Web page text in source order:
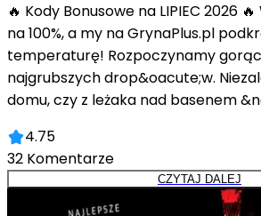
🔥 Kody Bonusowe na LIPIEC 2026
na 100%, a my na GrynaPlus.pl
temperaturę! Rozpoczynamy
najgrubszych drop&oacute;w.
domu, czy z leżaka nad basenem
4.75
32 Komentarze
CZYTAJ DALEJ